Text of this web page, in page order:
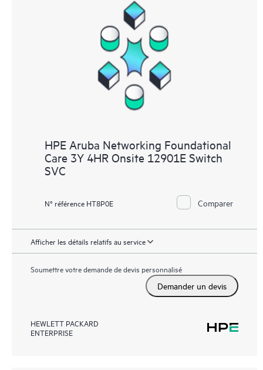
HPE Aruba Networking Foundational
Care 3Y 4HR Onsite 12901E Switch
SVC
N° référence HT8P0E Comparer
Afficher les détails relatifs au service
Soumettre votre demande de devis personnalisé
Demander un devis
HEWLETT PACKARD
ENTERPRISE